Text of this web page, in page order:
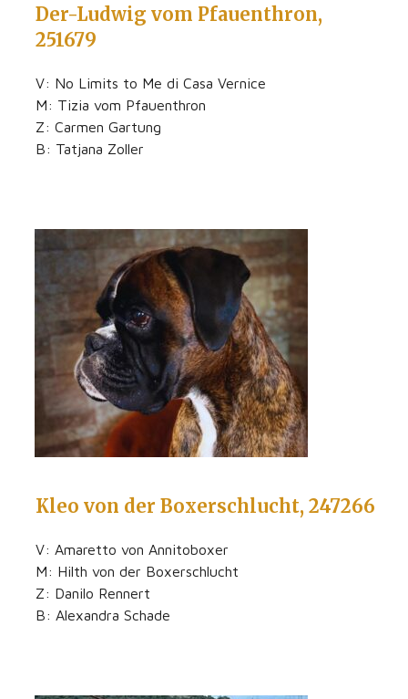
Der-Ludwig vom Pfauenthron,
251679
V: No Limits to Me di Casa Vernice
M: Tizia vom Pfauenthron
Z: Carmen Gartung
B: Tatjana Zoller
Kleo von der Boxerschlucht, 247266
V: Amaretto von Annitoboxer
M: Hilth von der Boxerschlucht
Z: Danilo Rennert
B: Alexandra Schade